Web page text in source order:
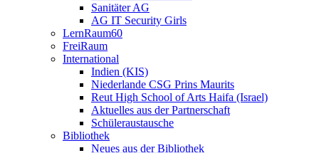
Sanitäter AG
AG IT Security Girls
LernRaum60
FreiRaum
International
Indien (KIS)
Niederlande CSG Prins Maurits
Reut High School of Arts Haifa (Israel)
Aktuelles aus der Partnerschaft
Schüleraustausche
Bibliothek
Neues aus der Bibliothek